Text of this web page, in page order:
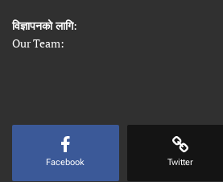
विज्ञापनको लागि:
Our Team:
Facebook Twitter